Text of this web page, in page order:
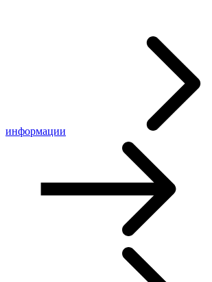
информации